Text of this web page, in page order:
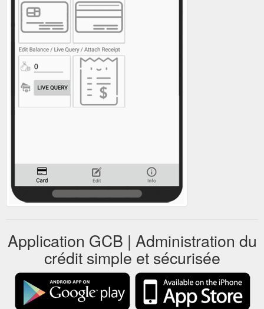
Application GCB | Administration du
crédit simple et sécurisée